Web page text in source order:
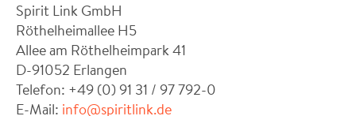
Spirit Link GmbH
Röthelheimallee H5
Allee am Röthelheimpark 41
D-91052 Erlangen
Telefon: +49 (0) 91 31 / 97 792-0
E-Mail: info@spiritlink.de